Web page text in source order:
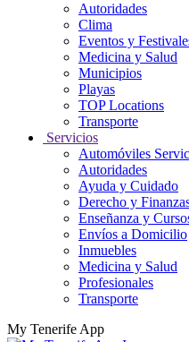
Autoridades
Clima
Eventos y
Medicina y Salud
Municipios
Playas
TOP Locations
Transporte
Servicios
Automóviles
Autoridades
Ayuda y Cuidado
Derecho y
Enseñanza y
Envíos a Domicilio
Inmuebles
Medicina y Salud
Profesionales
Transporte
My Tenerife App